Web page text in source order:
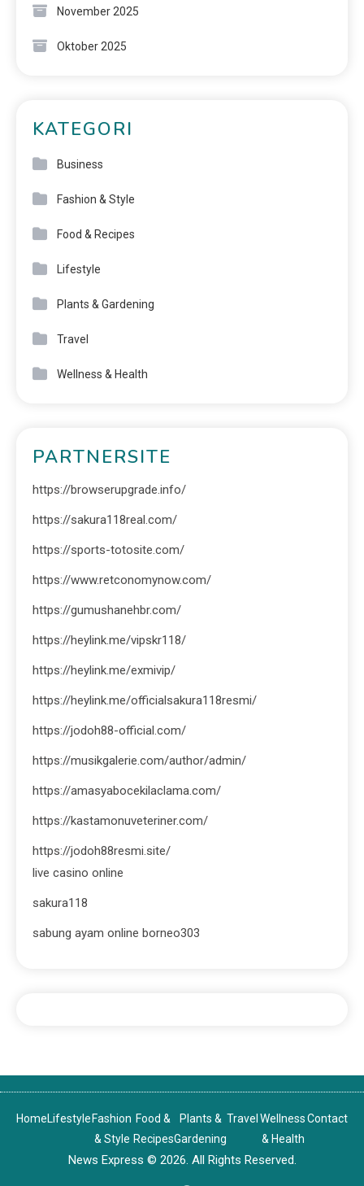
November 2025
Oktober 2025
KATEGORI
Business
Fashion & Style
Food & Recipes
Lifestyle
Plants & Gardening
Travel
Wellness & Health
PARTNERSITE
https://browserupgrade.info/
https://sakura118real.com/
https://sports-totosite.com/
https://www.retconomynow.com/
https://gumushanehbr.com/
https://heylink.me/vipskr118/
https://heylink.me/exmivip/
https://heylink.me/officialsakura118resmi/
https://jodoh88-official.com/
https://musikgalerie.com/author/admin/
https://amasyabocekilaclama.com/
https://kastamonuveteriner.com/
https://jodoh88resmi.site/
live casino online
sakura118
sabung ayam online borneo303
HomeLifestyle Fashion
& Style
Food &
Recipes
Plants &
Gardening
Travel Wellness
& Health
Contact
News Express © 2026. All Rights Reserved.